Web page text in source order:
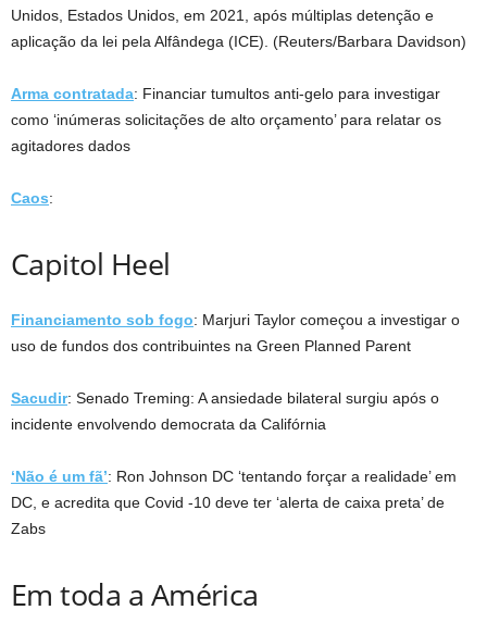
Unidos, Estados Unidos, em 2021, após múltiplas detenção e
aplicação da lei pela Alfândega (ICE). (Reuters/Barbara Davidson)
Arma contratada: Financiar tumultos anti-gelo para investigar
como ‘inúmeras solicitações de alto orçamento’ para relatar os
agitadores dados
Caos:
Capitol Heel
Financiamento sob fogo: Marjuri Taylor começou a investigar o
uso de fundos dos contribuintes na Green Planned Parent
Sacudir: Senado Treming: A ansiedade bilateral surgiu após o
incidente envolvendo democrata da Califórnia
‘Não é um fã’: Ron Johnson DC ‘tentando forçar a realidade’ em
DC, e acredita que Covid -10 deve ter ‘alerta de caixa preta’ de
Zabs
Em toda a América